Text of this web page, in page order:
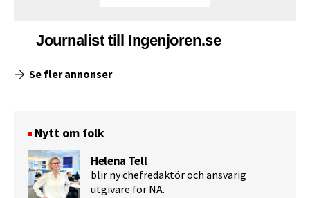
Journalist till Ingenjoren.se
Se fler annonser
Nytt om folk
Helena Tell
blir ny chefredaktör och ansvarig
utgivare för NA.